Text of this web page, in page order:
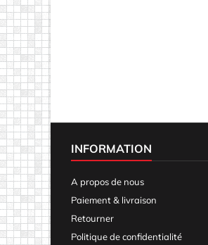
INFORMATION
A propos de nous
Paiement & livraison
Retourner
Politique de confidentialité